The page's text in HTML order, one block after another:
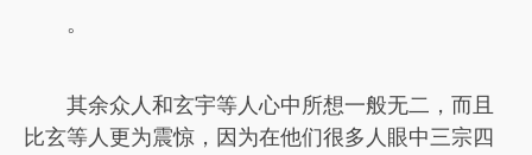
。
其余众人和玄宇等人心中所想一般无二，而且
比玄等人更为震惊，因为在他们很多人眼中三宗四